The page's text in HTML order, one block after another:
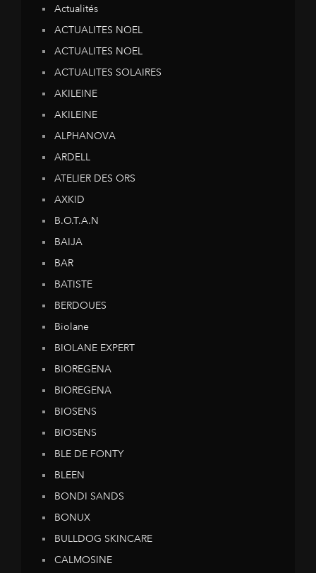
Actualités
ACTUALITES NOEL
ACTUALITES NOEL
ACTUALITES SOLAIRES
AKILEINE
AKILEINE
ALPHANOVA
ARDELL
ATELIER DES ORS
AXKID
B.O.T.A.N
BAIJA
BAR
BATISTE
BERDOUES
Biolane
BIOLANE EXPERT
BIOREGENA
BIOREGENA
BIOSENS
BIOSENS
BLE DE FONTY
BLEEN
BONDI SANDS
BONUX
BULLDOG SKINCARE
CALMOSINE